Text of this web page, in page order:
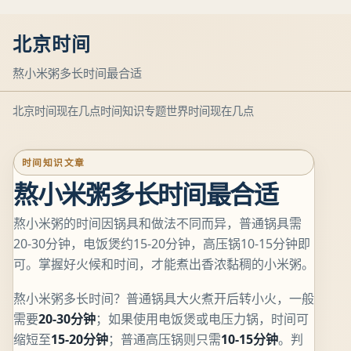
北京时间
熬小米粥多长时间最合适
北京时间现在几点时间知识专题世界时间现在几点
时间知识文章
熬小米粥多长时间最合适
熬小米粥的时间因锅具和做法不同而异，普通锅具需
20-30分钟，电饭煲约15-20分钟，高压锅10-15分钟即
可。掌握好火候和时间，才能煮出香浓黏稠的小米粥。
熬小米粥多长时间？普通锅具大火煮开后转小火，一般
需要20-30分钟；如果使用电饭煲或电压力锅，时间可
缩短至15-20分钟；普通高压锅则只需10-15分钟。判